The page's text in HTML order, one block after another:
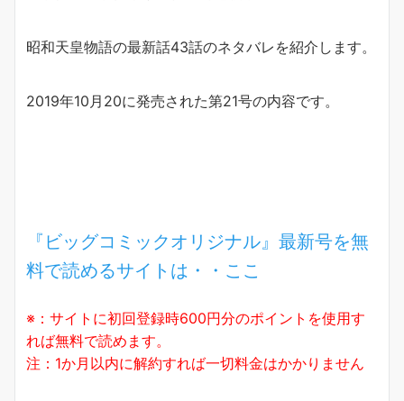
昭和天皇物語の最新話43話のネタバレを紹介します。
2019年10月20に発売された第21号の内容です。
『ビッグコミックオリジナル』最新号を無
料で読めるサイトは・・ここ
※：サイトに初回登録時600円分のポイントを使用す
れば無料で読めます。
注：1か月以内に解約すれば一切料金はかかりません